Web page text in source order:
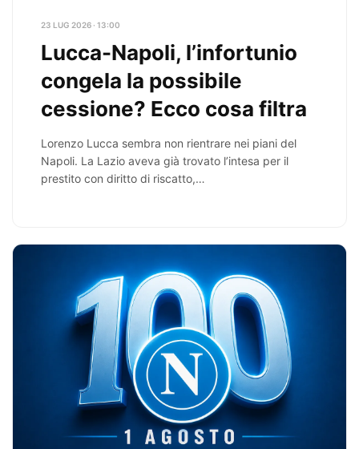
23 LUG 2026 · 13:00
Lucca-Napoli, l’infortunio
congela la possibile
cessione? Ecco cosa filtra
Lorenzo Lucca sembra non rientrare nei piani del
Napoli. La Lazio aveva già trovato l’intesa per il
prestito con diritto di riscatto,…